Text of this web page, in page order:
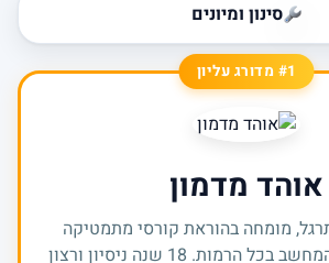
סינון ומיונים
#1 מדורג עליון
אוהד מדמון
מומחה בהוראת קורסי מתמטיקה
להנדסות ומדעי המחשב בכל הרמות. 18 שנה ניסיון ורצון